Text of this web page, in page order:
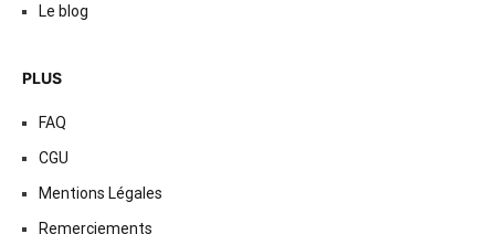
Le blog
PLUS
FAQ
CGU
Mentions Légales
Remerciements